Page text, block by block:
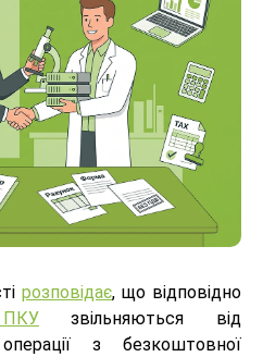
розповідає, що відповідно
звільняються від
з безкоштовної